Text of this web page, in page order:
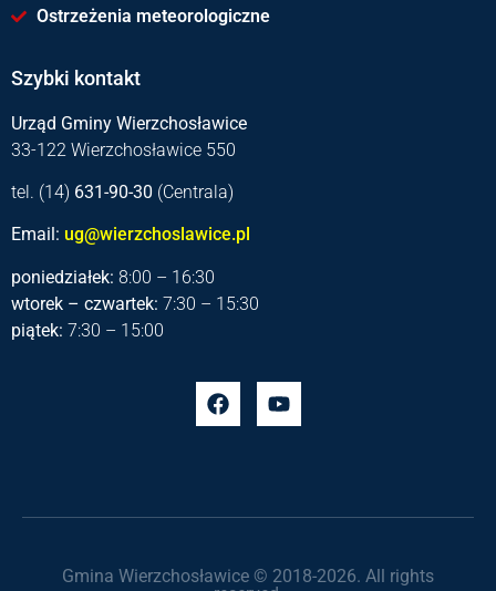
Ostrzeżenia meteorologiczne
Szybki kontakt
Urząd Gminy Wierzchosławice
33-122 Wierzchosławice 550
tel. (14) 631-90-30 (Centrala)
Email: ug@wierzchoslawice.pl
poniedziałek: 8:00 – 16:30
wtorek – czwartek: 7:30 – 15:30
piątek: 7:30 – 15:00
Gmina Wierzchosławice © 2018-2026. All rights